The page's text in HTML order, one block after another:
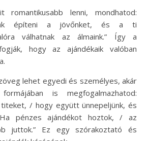
romantikusabb lenni, mondhatod:
építeni a jövőnket, és a ti
válhatnak az álmaink.” Így a
hogy az ajándékaik valóban
lehet egyedi és személyes, akár
is megfogalmazhatod:
/ hogy együtt ünnepeljünk, és
pénzes ajándékot hoztok, / az
juttok.” Ez egy szórakoztató és